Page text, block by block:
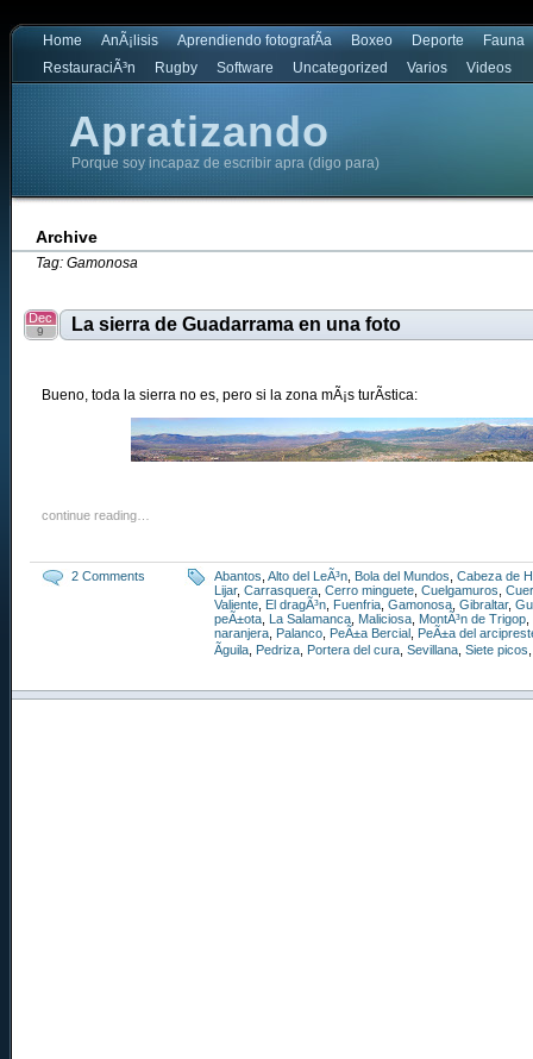
Home AnÃ¡lisis Aprendiendo fotografÃ­a Boxeo Deporte
Fauna
RestauraciÃ³n
Rugby Software Uncategorized Varios Videos
Apratizando
Porque soy incapaz de escribir apra (digo para)
Archive
Tag: Gamonosa
La sierra de Guadarrama en una foto
Dec
9
Bueno, toda la sierra no es, pero si la zona mÃ¡s turÃ­stica:
continue reading…
2 Comments Abantos Alto del LeÃ³n Bola del Mundos Cabeza de
Lijar, Carrasquera Cerro minguete Cuelgamuros
Valiente El dragÃ³n Fuenfria Gamonosa Gibraltar,
peÃ±ota La Salamanca Maliciosa MontÃ³n de Trigop
naranjera Palanco PeÃ±a Bercial PeÃ±a del
Ãguila Pedriza Portera del cura Sevillana Siete picos